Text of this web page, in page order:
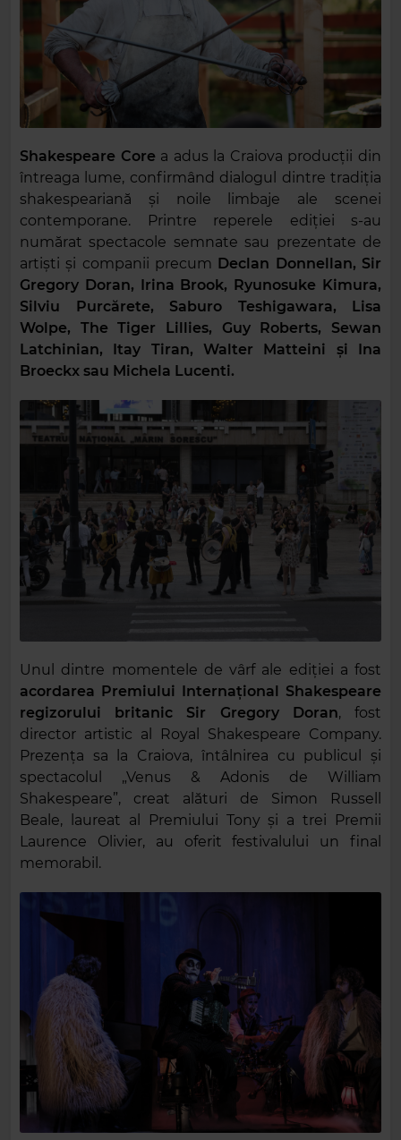
Shakespeare Core a adus la Craiova producții din
întreaga lume, confirmând dialogul dintre tradiția
shakespeariană și noile limbaje ale scenei
contemporane. Printre reperele ediției s-au
numărat spectacole semnate sau prezentate de
artiști și companii precum Declan Donnellan, Sir
Gregory Doran, Irina Brook, Ryunosuke Kimura,
Silviu Purcărete, Saburo Teshigawara, Lisa
Wolpe, The Tiger Lillies, Guy Roberts, Sewan
Latchinian, Itay Tiran, Walter Matteini și Ina
Broeckx sau Michela Lucenti.
Unul dintre momentele de vârf ale ediției a fost
acordarea Premiului Internațional Shakespeare
regizorului britanic Sir Gregory Doran, fost
director artistic al Royal Shakespeare Company.
Prezența sa la Craiova, întâlnirea cu publicul și
spectacolul „Venus & Adonis de William
Shakespeare”, creat alături de Simon Russell
Beale, laureat al Premiului Tony și a trei Premii
Laurence Olivier, au oferit festivalului un final
memorabil.